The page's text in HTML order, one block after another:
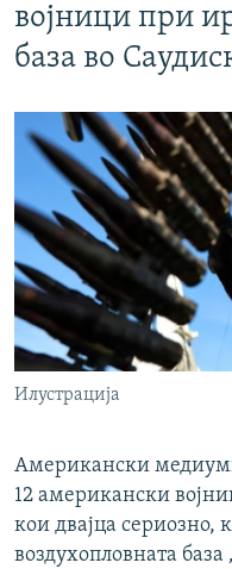
војници при
база во
Илустрација
Американски
12 американски
кои двајца сериозно,
воздухопловната